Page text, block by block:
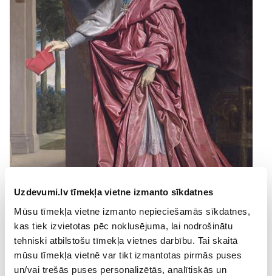
Uzdevumi.lv tīmekļa vietne izmanto sīkdatnes
Mūsu tīmekļa vietne izmanto nepieciešamās sīkdatnes,
kas tiek izvietotas pēc noklusējuma, lai nodrošinātu
tehniski atbilstošu tīmekļa vietnes darbību. Tai skaitā
mūsu tīmekļa vietnē var tikt izmantotas pirmās puses
un/vai trešās puses personalizētās, analītiskās un
4. attēlā: Kardināls Rišeljē(pilnajā vārdā: Armāns Žans di
Plesī de Rišeljē). Filipa de Šampēņa (1602-1674) glezna